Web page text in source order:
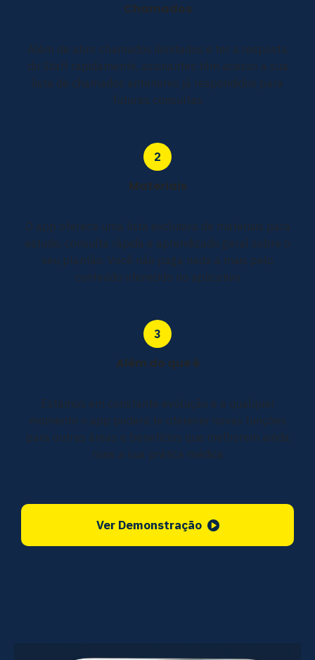
Chamados
Além de abrir chamados ilimitados e ter a resposta
do Staff rapidamente, assinantes têm acesso a sua
lista de chamados anteriores já respondidos para
futuras consultas
Materiais
O app oferece uma lista exclusiva de materiais para
estudo, consulta rápida e aprendizado geral sobre o
seu plantão. Você não paga nada a mais pelo
conteúdo oferecido no aplicativo
Além do que é
Estamos em constante evolução e a qualquer
momento o app poderá te oferecer novas funções
para outras áreas e benefícios que melhorem ainda
mais a sua prática médica
Ver Demonstração